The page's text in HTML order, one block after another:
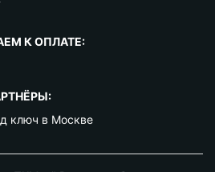
К ОПЛАТЕ:
ключ в Москве